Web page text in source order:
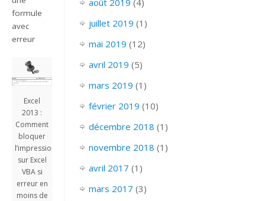
formule
avec
erreur
Excel
2013 :
Comment
bloquer
l’impression
sur Excel
VBA si
erreur en
moins de
août 2019 (4)
juillet 2019 (1)
mai 2019 (12)
avril 2019 (5)
mars 2019 (1)
février 2019 (10)
décembre 2018 (1)
novembre 2018 (1)
avril 2017 (1)
mars 2017 (3)